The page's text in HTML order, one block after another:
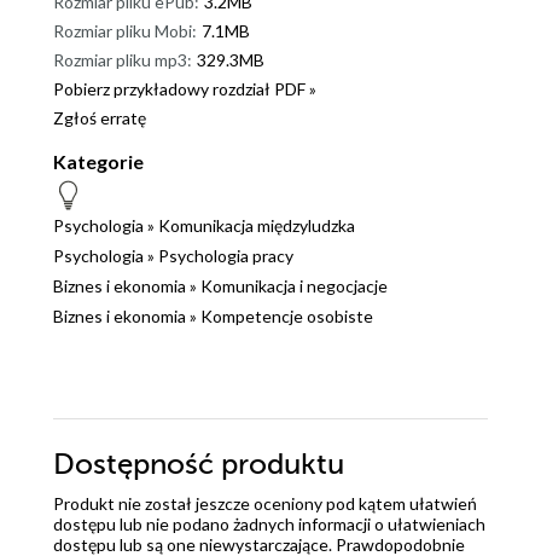
Rozmiar pliku Mobi: 7.1MB
Rozmiar pliku mp3: 329.3MB
Pobierz przykładowy rozdział PDF »
Zgłoś erratę
Kategorie
Psychologia » Komunikacja międzyludzka
Psychologia » Psychologia pracy
Biznes i ekonomia » Komunikacja i negocjacje
Biznes i ekonomia » Kompetencje osobiste
Dostępność produktu
Produkt nie został jeszcze oceniony pod kątem ułatwień
dostępu lub nie podano żadnych informacji o ułatwieniach
dostępu lub są one niewystarczające. Prawdopodobnie